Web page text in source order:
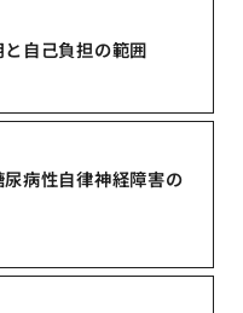
自己負担の範囲
病性自律神経障害の